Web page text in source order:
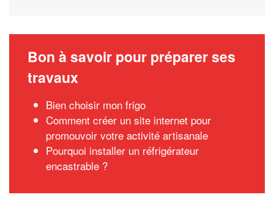
Bon à savoir pour préparer ses
travaux
Bien choisir mon frigo
Comment créer un site internet pour
promouvoir votre activité artisanale
Pourquoi installer un réfrigérateur
encastrable ?